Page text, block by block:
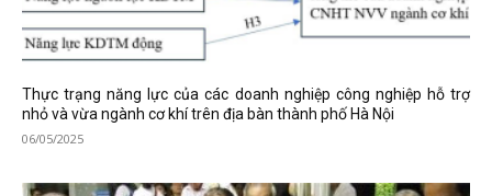
Thực trạng năng lực của các doanh nghiệp công nghiệp hỗ trợ
nhỏ và vừa ngành cơ khí trên địa bàn thành phố Hà Nội
06/05/2025